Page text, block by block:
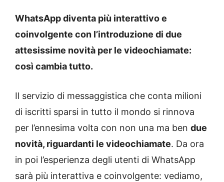
WhatsApp diventa più interattivo e
coinvolgente con l’introduzione di due
attesissime novità per le videochiamate:
così cambia tutto.
Il servizio di messaggistica che conta milioni
di iscritti sparsi in tutto il mondo si rinnova
per l’ennesima volta con non una ma ben due
novità, riguardanti le videochiamate. Da ora
in poi l’esperienza degli utenti di WhatsApp
sarà più interattiva e coinvolgente: vediamo,